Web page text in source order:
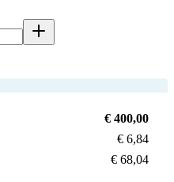
€ 400,00
€ 6,84
€ 68,04